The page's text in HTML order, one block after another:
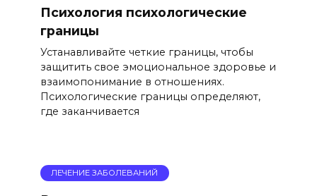
Психология психологические
границы
Устанавливайте четкие границы, чтобы
защитить свое эмоциональное здоровье и
взаимопонимание в отношениях.
Психологические границы определяют,
где заканчивается
ЛЕЧЕНИЕ ЗАБОЛЕВАНИЙ